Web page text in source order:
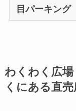
目パーキング
わくわく広
くにある直売